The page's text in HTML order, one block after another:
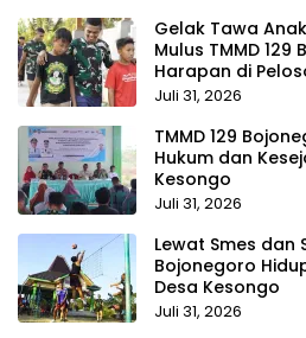
Gelak Tawa
Mulus TMMD
Harapan di
Juli 31, 2026
TMMD 129
Hukum dan
Kesongo
Juli 31, 2026
Lewat Smes dan
Bojonegoro
Desa Kesongo
Juli 31, 2026